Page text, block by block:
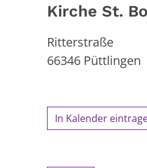
Kirche St.
Ritterstraße
66346 Püttlingen
In Kalender